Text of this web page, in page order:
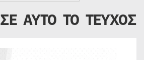
ΣΕ ΑΥΤΟ ΤΟ ΤΕΥΧΟΣ